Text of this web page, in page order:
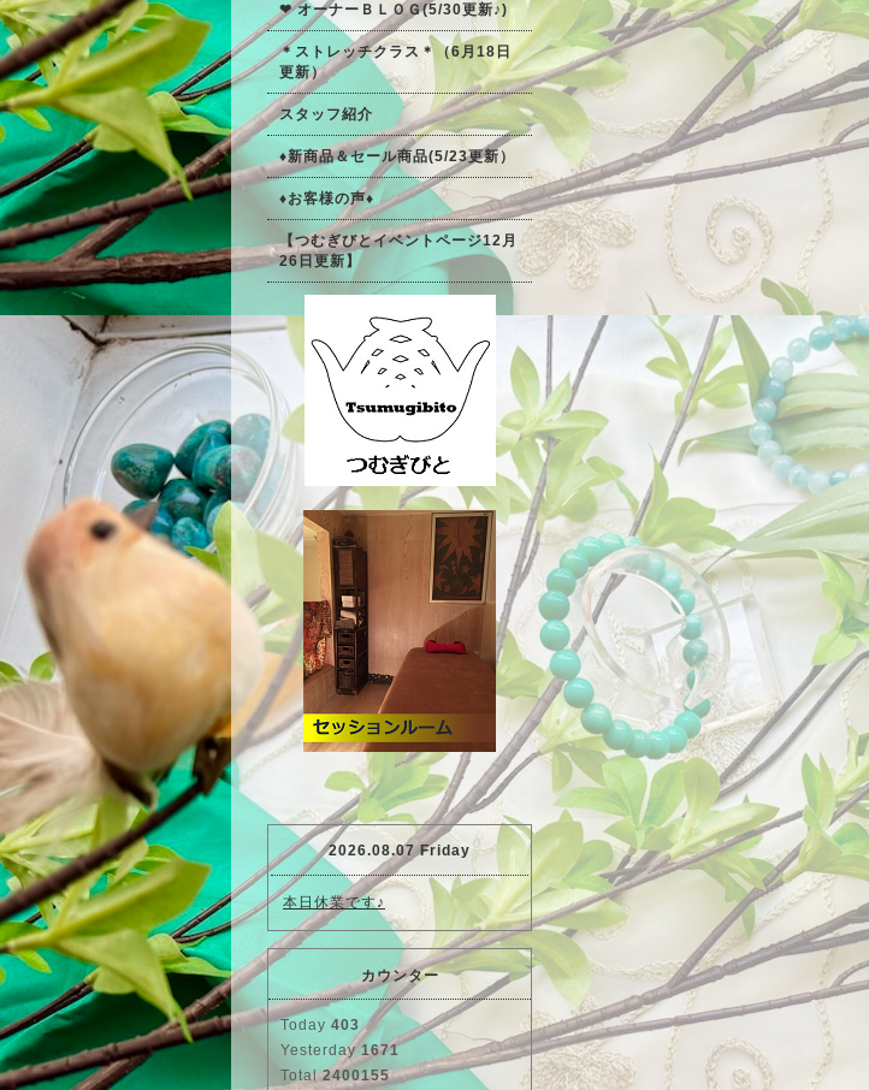
❤ オーナーＢＬＯＧ(5/30更新♪)
＊ストレッチクラス＊（6月18日
更新）
スタッフ紹介
♦新商品＆セール商品(5/23更新）
♦お客様の声♦
【つむぎびとイベントページ12月
26日更新】
2026.08.07 Friday
本日休業です♪
カウンター
Today 403
Yesterday1671
Total2400155